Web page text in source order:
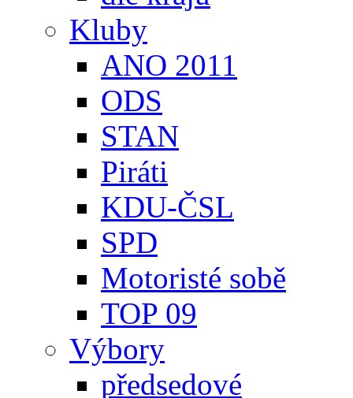
Kluby
ANO 2011
ODS
STAN
Piráti
KDU-ČSL
SPD
Motoristé sobě
TOP 09
Výbory
předsedové